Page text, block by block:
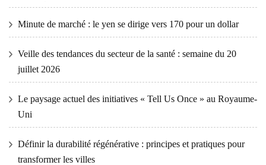
Minute de marché : le yen se dirige vers 170 pour un dollar
Veille des tendances du secteur de la santé : semaine du 20
juillet 2026
Le paysage actuel des initiatives « Tell Us Once » au Royaume-
Uni
Définir la durabilité régénérative : principes et pratiques pour
transformer les villes